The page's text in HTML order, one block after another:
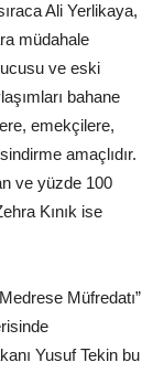
Ali Yerlikaya,
müdahale
ve eski
bahane
emekçilere,
amaçlıdır.
ve yüzde 100
Kınık ise
Müfredatı”
Yusuf Tekin bu